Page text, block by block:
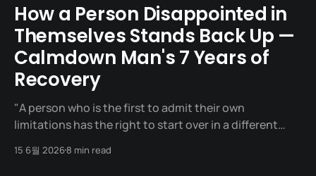
How a Person Disappointed in
Themselves Stands Back Up —
Calmdown Man's 7 Years of
Recovery
"A person who is the first to admit their own
limitations has the right to start over in a different
friend’s studio and walks in. In his hands, he carries a
15 6월 20268 min read